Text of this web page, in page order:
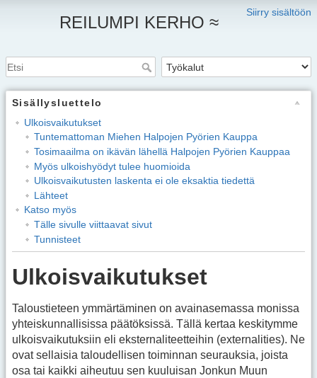
Siirry sisältöön
REILUMPI KERHO ≈
Sisällysluettelo
Ulkoisvaikutukset
Tuntemattoman Miehen Halpojen Pyörien Kauppa
Tosimaailma on ikävän lähellä Halpojen Pyörien Kauppaa
Myös ulkoishyödyt tulee huomioida
Ulkoisvaikutusten laskenta ei ole eksaktia tiedettä
Lähteet
Katso myös
Tälle sivulle viittaavat sivut
Tunnisteet
Ulkoisvaikutukset
Taloustieteen ymmärtäminen on avainasemassa monissa
yhteiskunnallisissa päätöksissä. Tällä kertaa keskitymme
ulkoisvaikutuksiin eli eksternaliteetteihin (externalities). Ne
ovat sellaisia taloudellisen toiminnan seurauksia, joista
osa tai kaikki aiheutuu sen kuuluisan Jonkun Muun